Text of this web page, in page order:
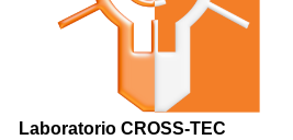
Laboratorio CROSS-TEC